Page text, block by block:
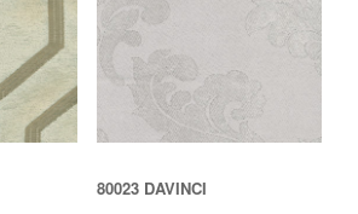
80023 DAVINCI